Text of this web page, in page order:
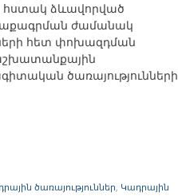
հստակ ձևավորված
ժամանակ
հետ փոխազդման
ծառայությունների
ծառայություններ, Կադրային